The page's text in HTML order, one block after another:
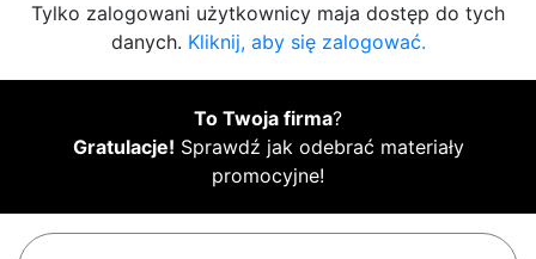
Tylko zalogowani użytkownicy maja dostęp do tych
danych. Kliknij, aby się zalogować.
To Twoja firma?
Gratulacje! Sprawdź jak odebrać materiały
promocyjne!